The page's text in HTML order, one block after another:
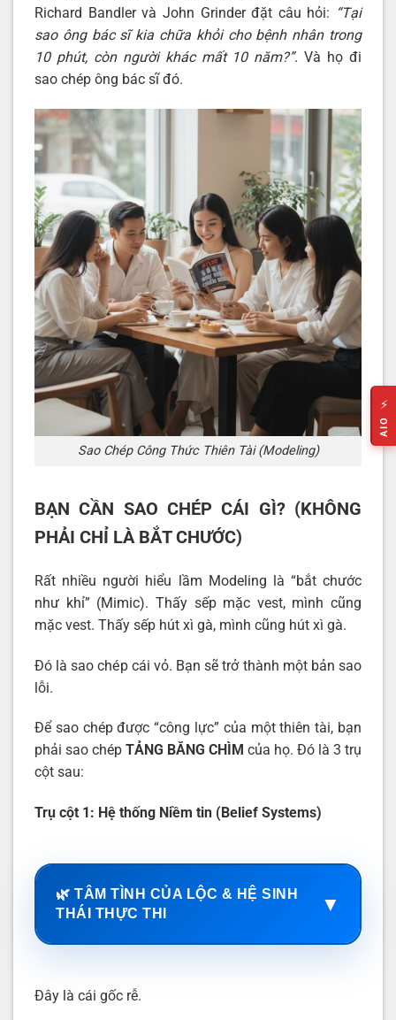
Richard Bandler và John Grinder đặt câu hỏi: “Tại
sao ông bác sĩ kia chữa khỏi cho bệnh nhân trong
10 phút, còn người khác mất 10 năm?”. Và họ đi
sao chép ông bác sĩ đó.
Sao Chép Công Thức Thiên Tài (Modeling)
BẠN CẦN SAO CHÉP CÁI GÌ? (KHÔNG
PHẢI CHỈ LÀ BẮT CHƯỚC)
Rất nhiều người hiểu lầm Modeling là “bắt chước
như khỉ” (Mimic). Thấy sếp mặc vest, mình cũng
mặc vest. Thấy sếp hút xì gà, mình cũng hút xì gà.
Đó là sao chép cái vỏ. Bạn sẽ trở thành một bản sao
lỗi.
Để sao chép được “công lực” của một thiên tài, bạn
phải sao chép TẢNG BĂNG CHÌM của họ. Đó là 3 trụ
cột sau:
Trụ cột 1: Hệ thống Niềm tin (Belief Systems)
🌿 TÂM TÌNH CỦA LỘC & HỆ SINH
THÁI THỰC THI
▼
Đây là cái gốc rễ.
⚡
AIO